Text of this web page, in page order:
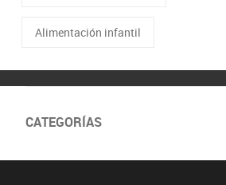
Alimentación infantil
CATEGORÍAS